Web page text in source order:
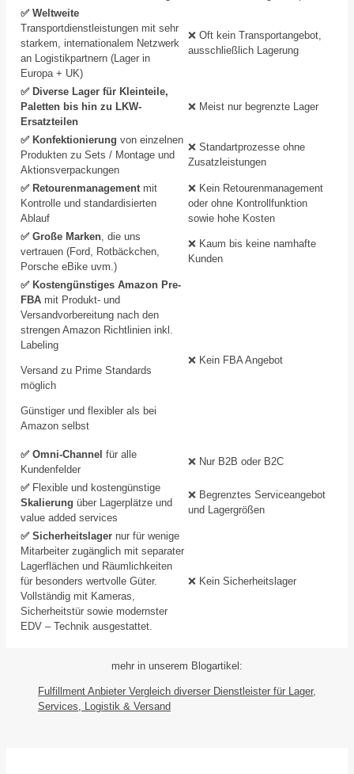
✅ Weltweite
Transportdienstleistungen mit sehr
starkem, internationalem Netzwerk
an Logistikpartnern (Lager in
Europa + UK)
❌ Oft kein Transportangebot,
ausschließlich Lagerung
✅ Diverse Lager für Kleinteile,
Paletten bis hin zu LKW-
Ersatzteilen
❌ Meist nur begrenzte Lager
✅ Konfektionierung von einzelnen
Produkten zu Sets / Montage und
Aktionsverpackungen
❌ Standartprozesse ohne
Zusatzleistungen
✅ Retourenmanagementmit
Kontrolle und standardisierten
Ablauf
❌ Kein Retourenmanagement
oder ohne Kontrollfunktion
sowie hohe Kosten
✅ Große Marken, die uns
vertrauen (Ford, Rotbäckchen,
Porsche eBike uvm.)
❌ Kaum bis keine namhafte
Kunden
✅ Kostengünstiges Amazon Pre-
FBA mit Produkt- und
Versandvorbereitung nach den
strengen Amazon Richtlinien inkl.
Labeling
Versand zu Prime Standards
möglich
Günstiger und flexibler als bei
Amazon selbst
❌ Kein FBA Angebot
✅ Omni-Channel für alle
Kundenfelder
❌ Nur B2B oder B2C
✅ Flexible und kostengünstige
Skalierung über Lagerplätze und
value added services
❌ Begrenztes Serviceangebot
und Lagergrößen
✅ Sicherheitslager nur für wenige
Mitarbeiter zugänglich mit separater
Lagerflächen und Räumlichkeiten
für besonders wertvolle Güter.
Vollständig mit Kameras,
Sicherheitstür sowie modernster
EDV – Technik ausgestattet.
❌ Kein Sicherheitslager
mehr in unserem Blogartikel:
Fulfillment Anbieter Vergleich diverser Dienstleister für Lager,
Services, Logistik & Versand